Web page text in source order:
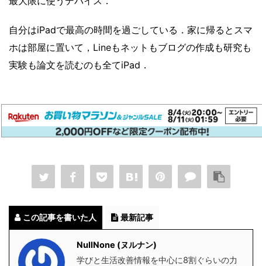
自分はiPadで最高の時間を過ごしている．家に帰るとスマ
ホは部屋に置いて，Lineもネットもブログの作成も研究も
実験も論文を読むのも全てiPad．
この記事を書いた人 最新記事
NullNone (ヌルナン)
学びと生活改善情報を中心に8割ぐらいの力